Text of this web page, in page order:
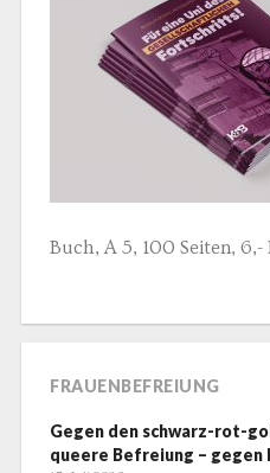
Buch, A 5, 100 Seiten, 6,-
FRAUENBEFREIUNG
Gegen den schwarz-rot-
queere Befreiung – gegen